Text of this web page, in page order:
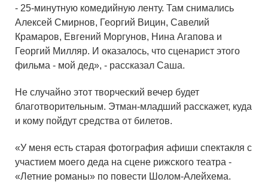
- 25-минутную комедийную ленту. Там снимались
Алексей Смирнов, Георгий Вицин, Савелий
Крамаров, Евгений Моргунов, Нина Агапова и
Георгий Милляр. И оказалось, что сценарист этого
фильма - мой дед», - рассказал Саша.
Не случайно этот творческий вечер будет
благотворительным. Этман-младший расскажет, куда
и кому пойдут средства от билетов.
«У меня есть старая фотография афиши спектакля с
участием моего деда на сцене рижского театра -
«Летние романы» по повести Шолом-Алейхема.